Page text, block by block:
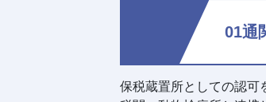
01通
保税蔵置所としての認可